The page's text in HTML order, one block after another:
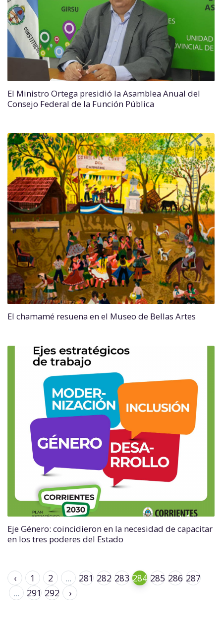
El Ministro Ortega presidió la Asamblea Anual del
Consejo Federal de la Función Pública
El chamamé resuena en el Museo de Bellas Artes
Eje Género: coincidieron en la necesidad de capacitar
en los tres poderes del Estado
‹ 1 2 ... 281 282 283 284 285 286 287
...
291 292 ›